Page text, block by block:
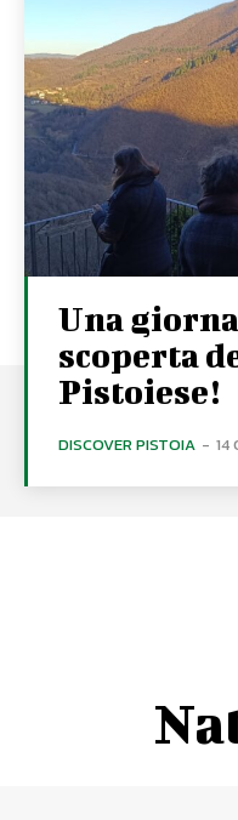
Una
scoperta
Pistoiese!
DISCOVER PISTOIA - 14